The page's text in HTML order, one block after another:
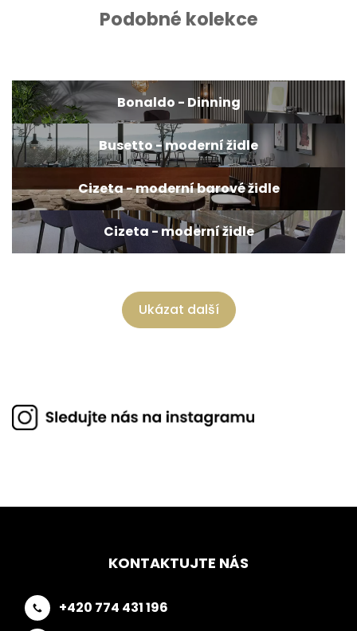
Podobné kolekce
Bonaldo - Dinning
Busetto - moderní židle
Cizeta - moderní barové židle
Cizeta - moderní židle
Ukázat další
KONTAKTUJTE NÁS
+420 774 431 196